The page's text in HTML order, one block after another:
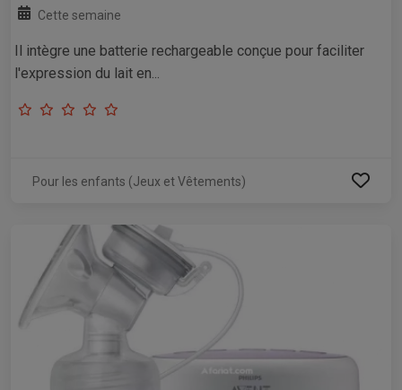
Cette semaine
Il intègre une batterie rechargeable conçue pour faciliter
l'expression du lait en...
Pour les enfants (Jeux et Vêtements)